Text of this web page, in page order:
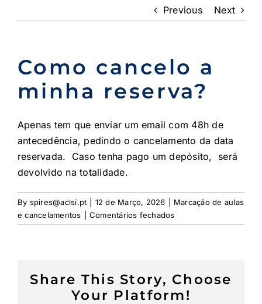
Previous Next
Como cancelo a
minha reserva?
Apenas tem que enviar um email com 48h de
antecedência, pedindo o cancelamento da data
reservada. Caso tenha pago um depósito, será
devolvido na totalidade.
By spires@aclsi.pt 12 de Março, 2026
Marcação de aulas
e cancelamentos
Comentários fechadosem
Como
reserva?
Share This Story, Choose
Your Platform!